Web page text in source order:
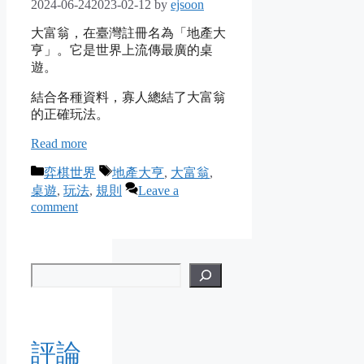
2024-06-242023-02-12 by ejsoon
大富翁，在臺灣註冊名為「地產大
亨」。它是世界上流傳最廣的桌
遊。
結合各種資料，寡人總結了大富翁
的正確玩法。
Read more
Categories
弈棋世界 Tags
地產大亨, 大富翁,
桌遊, 玩法, 規則
Leave a
comment
評論